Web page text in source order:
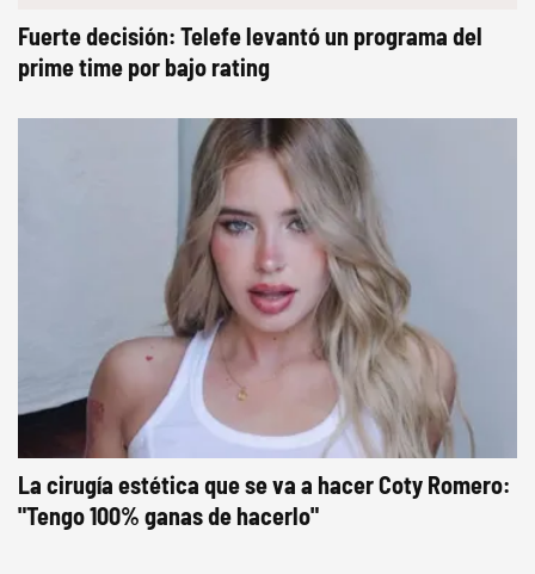
Fuerte decisión: Telefe levantó un programa del
prime time por bajo rating
La cirugía estética que se va a hacer Coty Romero:
"Tengo 100% ganas de hacerlo"